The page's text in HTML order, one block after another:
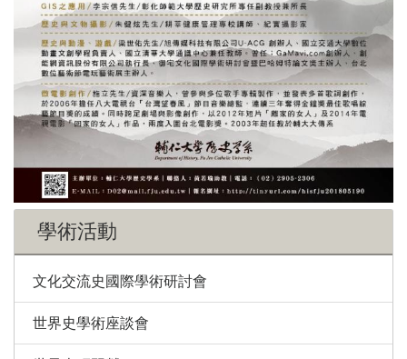
學術活動
文化交流史國際學術研討會
世界史學術座談會